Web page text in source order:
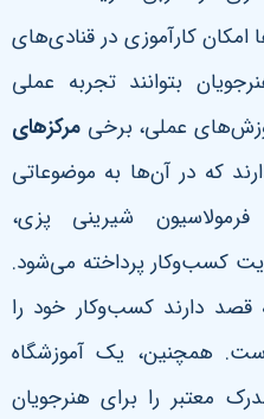
امکان کارآموزی در قنادی‌های
بتوانند تجربه عملی
عملی، برخی مرکزهای
که در آن‌ها به موضوعاتی
شیرینی پزی،
کسب‌وکار پرداخته می‌شود.
قصد دارند کسب‌وکار خود را
. همچنین، یک آموزشگاه
معتبر را برای هنرجویان